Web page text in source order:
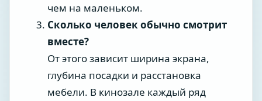
чем на маленьком.
Сколько человек обычно смотрит
вместе?
От этого зависит ширина экрана,
глубина посадки и расстановка
мебели. В кинозале каждый ряд